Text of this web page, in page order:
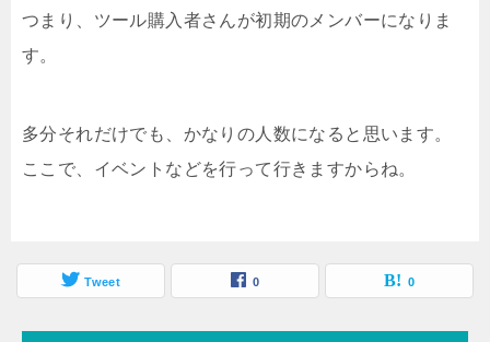
つまり、ツール購入者さんが初期のメンバーになりま
す。
多分それだけでも、かなりの人数になると思います。
ここで、イベントなどを行って行きますからね。
Tweet 0 0